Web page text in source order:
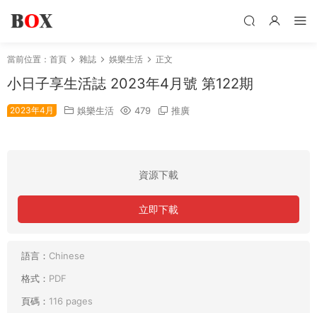
當前位置： 首頁 雜誌 娛樂生活 正文
小日子享生活誌 2023年4月號 第122期
2023年4月 娛樂生活 479 推廣
資源下載
立即下載
語言： Chinese
格式： PDF
頁碼： 116 pages